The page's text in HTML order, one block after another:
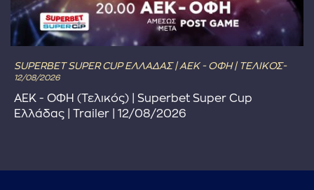
SUPERBET SUPER CUP ΕΛΛΑΔΑΣ | ΑΕΚ - ΟΦΗ | ΤΕΛΙΚΟΣ-
12/08/2026
ΑΕΚ - ΟΦΗ (Τελικός) | Superbet Super Cup
Ελλάδας | Trailer | 12/08/2026